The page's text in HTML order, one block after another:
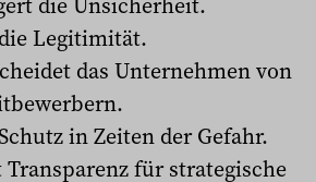
Legitimität.
das Unternehmen von
in Zeiten der Gefahr.
Transparenz für strategische